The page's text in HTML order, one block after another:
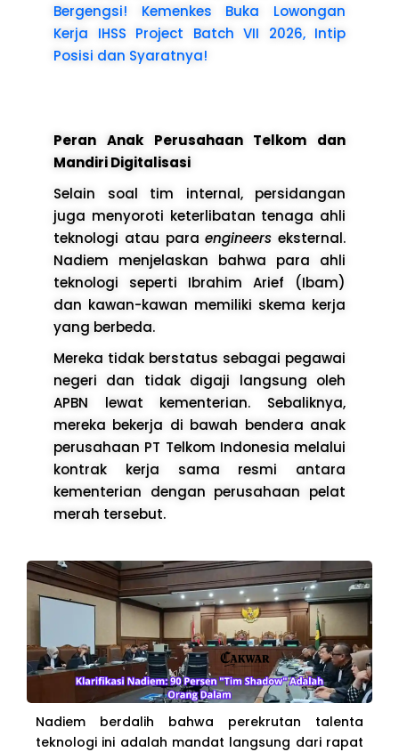
Bergengsi! Kemenkes Buka Lowongan
Kerja IHSS Project Batch VII 2026, Intip
Posisi dan Syaratnya!
Peran Anak Perusahaan Telkom dan
Mandiri Digitalisasi
Selain soal tim internal, persidangan
juga menyoroti keterlibatan tenaga ahli
teknologi atau paraengineers eksternal.
Nadiem menjelaskan bahwa para ahli
teknologi seperti Ibrahim Arief (Ibam)
dan kawan-kawan memiliki skema kerja
yang berbeda.
Mereka tidak berstatus sebagai pegawai
negeri dan tidak digaji langsung oleh
APBN lewat kementerian. Sebaliknya,
mereka bekerja di bawah bendera anak
perusahaan PT Telkom Indonesia melalui
kontrak kerja sama resmi antara
kementerian dengan perusahaan pelat
merah tersebut.
Nadiem berdalih bahwa perekrutan talenta
teknologi ini adalah mandat langsung dari rapat